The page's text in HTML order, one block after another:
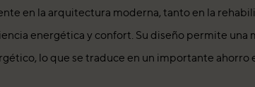
en la arquitectura moderna, tanto en la
energética y confort. Su diseño permite
lo que se traduce en un importante ahorro